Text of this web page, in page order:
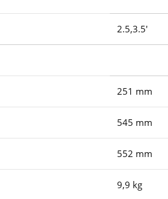
2.5,3.5′
251 mm
545 mm
552 mm
9,9 kg